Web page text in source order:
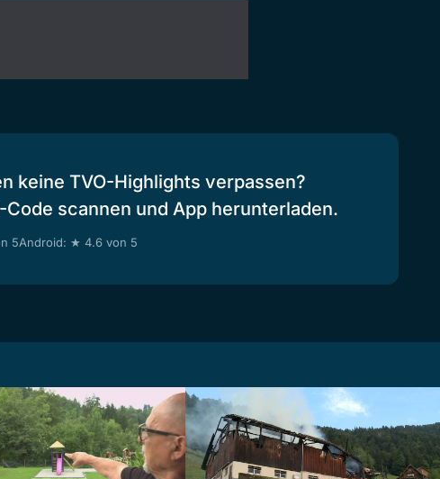
keine TVO-Highlights verpassen?
Code scannen und App herunterladen.
5Android: ★ 4.6 von 5